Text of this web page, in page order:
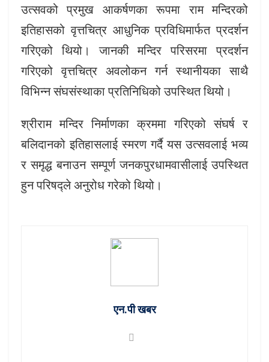
उत्सवको प्रमुख आकर्षणका रूपमा राम मन्दिरको
इतिहासको वृत्तचित्र आधुनिक प्रविधिमार्फत प्रदर्शन
गरिएको थियो। जानकी मन्दिर परिसरमा प्रदर्शन
गरिएको वृत्तचित्र अवलोकन गर्न स्थानीयका साथै
विभिन्न संघसंस्थाका प्रतिनिधिको उपस्थित थियो।
श्रीराम मन्दिर निर्माणका क्रममा गरिएको संघर्ष र
बलिदानको इतिहासलाई स्मरण गर्दै यस उत्सवलाई भव्य
र समृद्ध बनाउन सम्पूर्ण जनकपुरधामवासीलाई उपस्थित
हुन परिषद्ले अनुरोध गरेको थियो।
एन.पी खबर